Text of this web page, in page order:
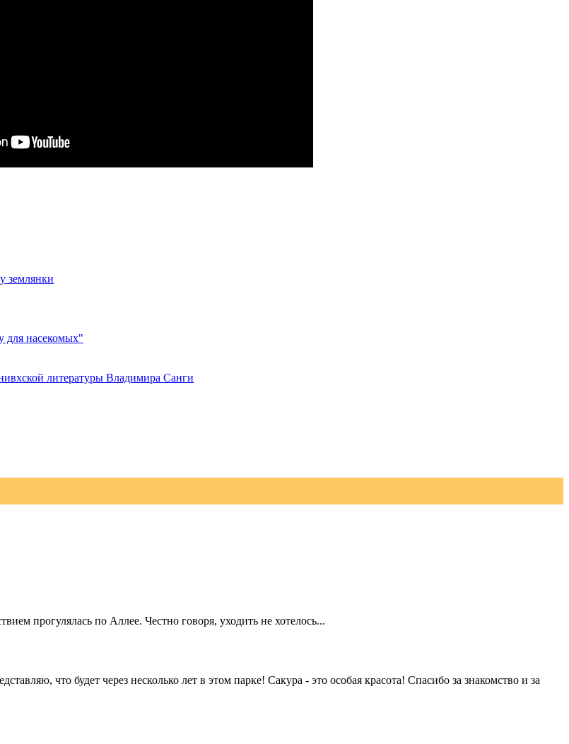
землянки
для насекомых"
литературы Владимира Санги
прогулялась по Аллее. Честно говоря, уходить не хотелось...
что будет через несколько лет в этом парке! Сакура - это особая красота! Спасибо за знакомство и за